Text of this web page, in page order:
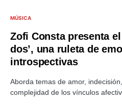
MÚSICA
Zofi Consta presenta
dos’, una ruleta de
introspectivas
Aborda temas de amor,
complejidad de los vínculos